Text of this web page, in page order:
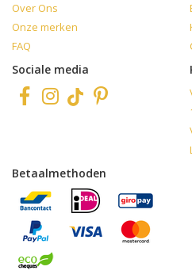
Over Ons
Onze merken
FAQ
Sociale media
Betaalmethoden